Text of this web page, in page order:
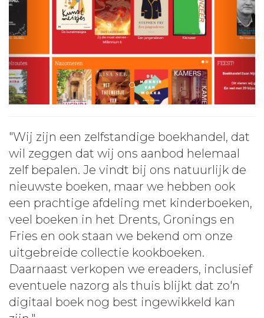
"Wij zijn een zelfstandige boekhandel, dat
wil zeggen dat wij ons aanbod helemaal
zelf bepalen. Je vindt bij ons natuurlijk de
nieuwste boeken, maar we hebben ook
een prachtige afdeling met kinderboeken,
veel boeken in het Drents, Gronings en
Fries en ook staan we bekend om onze
uitgebreide collectie kookboeken.
Daarnaast verkopen we ereaders, inclusief
eventuele nazorg als thuis blijkt dat zo'n
digitaal boek nog best ingewikkeld kan